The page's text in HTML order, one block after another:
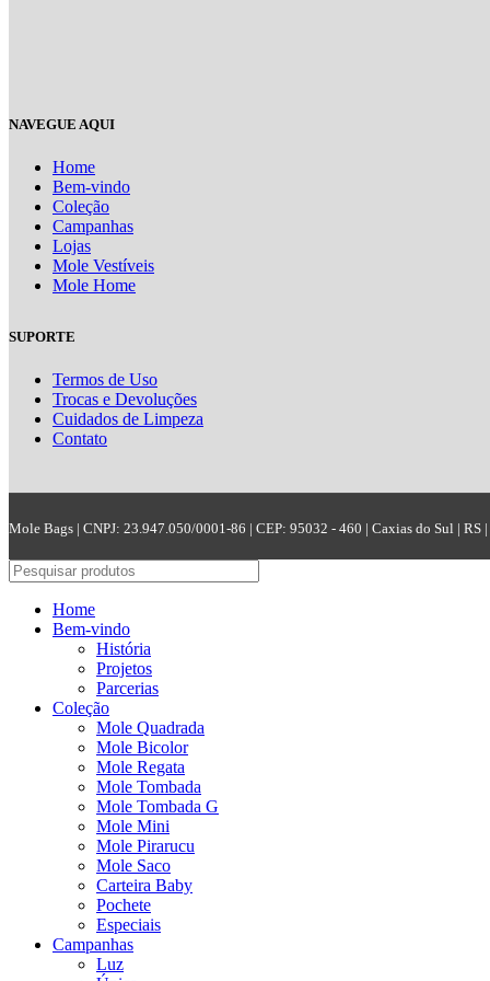
NAVEGUE AQUI
Home
Bem-vindo
Coleção
Campanhas
Lojas
Mole Vestíveis
Mole Home
SUPORTE
Termos de Uso
Trocas e Devoluções
Cuidados de Limpeza
Contato
Mole Bags | CNPJ: 23.947.050/0001-86 | CEP: 95032 - 460 | Caxias do Sul | RS
Home
Bem-vindo
História
Projetos
Parcerias
Coleção
Mole Quadrada
Mole Bicolor
Mole Regata
Mole Tombada
Mole Tombada G
Mole Mini
Mole Pirarucu
Mole Saco
Carteira Baby
Pochete
Especiais
Campanhas
Luz